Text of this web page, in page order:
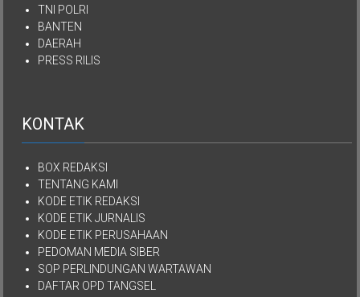
TNI POLRI
BANTEN
DAERAH
PRESS RILIS
KONTAK
BOX REDAKSI
TENTANG KAMI
KODE ETIK REDAKSI
KODE ETIK JURNALIS
KODE ETIK PERUSAHAAN
PEDOMAN MEDIA SIBER
SOP PERLINDUNGAN WARTAWAN
DAFTAR OPD TANGSEL